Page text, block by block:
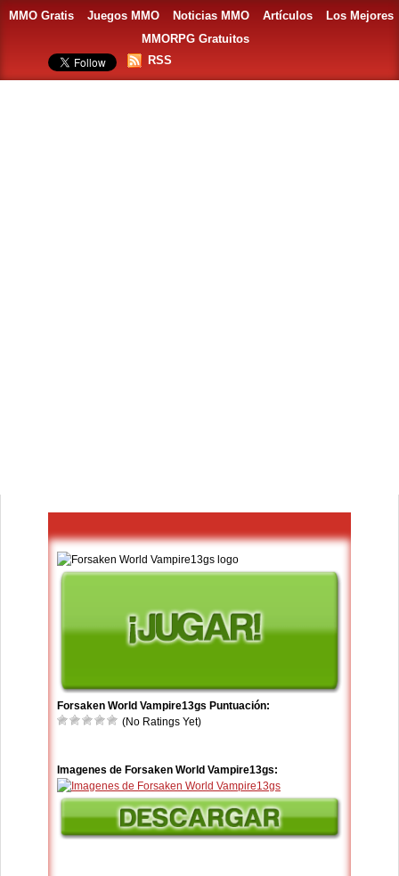
MMO Gratis Juegos MMO Noticias MMO Artículos
Los Mejores
MMORPG Gratuitos
RSS
Forsaken World Vampire13gs Puntuación:
(No Ratings Yet)
Imagenes de Forsaken World Vampire13gs: